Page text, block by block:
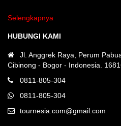
Selengkapnya
HUBUNGI KAMI
Jl. Anggrek Raya, Perum
Cibinong - Bogor - Indonesia.
0811-805-304
0811-805-304
tournesia.com@gmail.com